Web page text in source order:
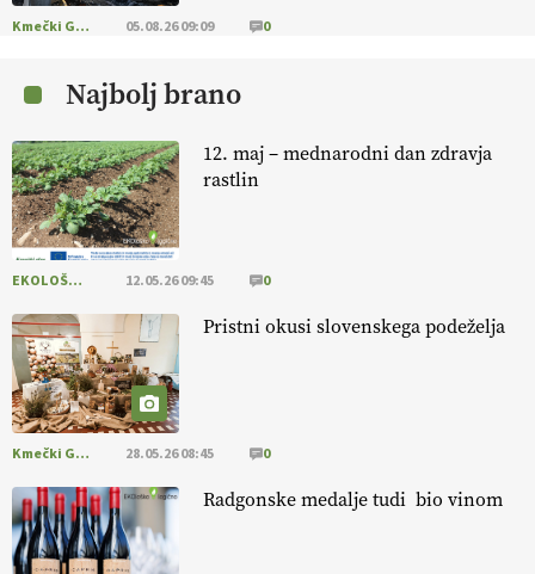
EKOloško = logično: kmetija SADONIK
EKOloško = logično: kmetija Pr' POLONI in
EKOloško = logično: kmetija ZEL
Kmečki Glas 05.08.26 09:09 0
Najbolj brano
12. maj – mednarodni dan zdravja
rastlin
EKOLOŠKO LOGIČNO 12.05.26 09:45 0
Pristni okusi slovenskega podeželja
Kmečki Glas 28.05.26 08:45 0
Radgonske medalje tudi bio vinom